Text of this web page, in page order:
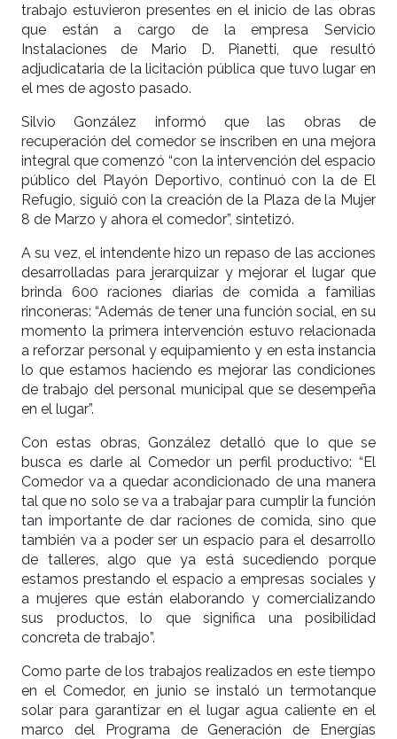
trabajo estuvieron presentes en el inicio de las obras
que están a cargo de la empresa Servicio
Instalaciones de Mario D. Pianetti, que resultó
adjudicataria de la licitación pública que tuvo lugar en
el mes de agosto pasado.
Silvio González informó que las obras de
recuperación del comedor se inscriben en una mejora
integral que comenzó “con la intervención del espacio
público del Playón Deportivo, continuó con la de El
Refugio, siguió con la creación de la Plaza de la Mujer
8 de Marzo y ahora el comedor”, sintetizó.
A su vez, el intendente hizo un repaso de las acciones
desarrolladas para jerarquizar y mejorar el lugar que
brinda 600 raciones diarias de comida a familias
rinconeras: “Además de tener una función social, en su
momento la primera intervención estuvo relacionada
a reforzar personal y equipamiento y en esta instancia
lo que estamos haciendo es mejorar las condiciones
de trabajo del personal municipal que se desempeña
en el lugar”.
Con estas obras, González detalló que lo que se
busca es darle al Comedor un perfil productivo: “El
Comedor va a quedar acondicionado de una manera
tal que no solo se va a trabajar para cumplir la función
tan importante de dar raciones de comida, sino que
también va a poder ser un espacio para el desarrollo
de talleres, algo que ya está sucediendo porque
estamos prestando el espacio a empresas sociales y
a mujeres que están elaborando y comercializando
sus productos, lo que significa una posibilidad
concreta de trabajo”.
Como parte de los trabajos realizados en este tiempo
en el Comedor, en junio se instaló un termotanque
solar para garantizar en el lugar agua caliente en el
marco del Programa de Generación de Energías